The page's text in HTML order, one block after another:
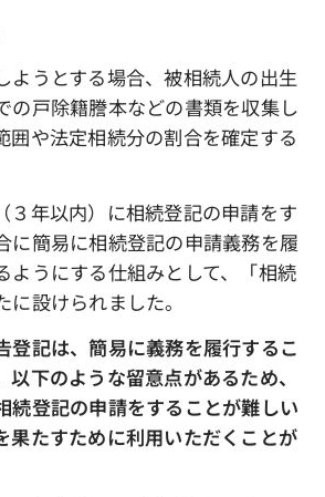
ようとする場合、被相続人の出生
の戸除籍謄本などの書類を収集し
囲や法定相続分の割合を確定する
年以内）に相続登記の申請をす
に簡易に相続登記の申請義務を履
ようにする仕組みとして、「相続
設けられました。
登記は、簡易に義務を履行するこ
以下のような留意点があるため、
続登記の申請をすることが難しい
果たすために利用いただくことが